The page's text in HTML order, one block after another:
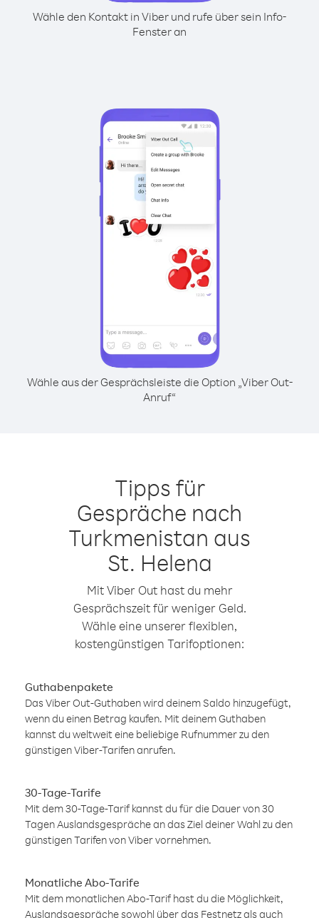
Wähle den Kontakt in Viber und rufe über sein Info-
Fenster an
Wähle aus der Gesprächsleiste die Option „Viber Out-
Anruf“
Tipps für
Gespräche nach
Turkmenistan aus
St. Helena
Mit Viber Out hast du mehr
Gesprächszeit für weniger Geld.
Wähle eine unserer flexiblen,
kostengünstigen Tarifoptionen:
Guthabenpakete
Das Viber Out-Guthaben wird deinem Saldo hinzugefügt,
wenn du einen Betrag kaufen. Mit deinem Guthaben
kannst du weltweit eine beliebige Rufnummer zu den
günstigen Viber-Tarifen anrufen.
30-Tage-Tarife
Mit dem 30-Tage-Tarif kannst du für die Dauer von 30
Tagen Auslandsgespräche an das Ziel deiner Wahl zu den
günstigen Tarifen von Viber vornehmen.
Monatliche Abo-Tarife
Mit dem monatlichen Abo-Tarif hast du die Möglichkeit,
Auslandsgespräche sowohl über das Festnetz als auch